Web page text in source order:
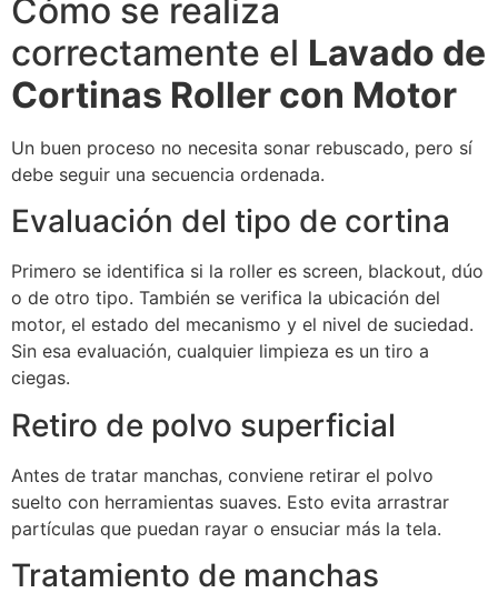
Cómo se realiza
correctamente el Lavado de
Cortinas Roller con Motor
Un buen proceso no necesita sonar rebuscado, pero sí
debe seguir una secuencia ordenada.
Evaluación del tipo de cortina
Primero se identifica si la roller es screen, blackout, dúo
o de otro tipo. También se verifica la ubicación del
motor, el estado del mecanismo y el nivel de suciedad.
Sin esa evaluación, cualquier limpieza es un tiro a
ciegas.
Retiro de polvo superficial
Antes de tratar manchas, conviene retirar el polvo
suelto con herramientas suaves. Esto evita arrastrar
partículas que puedan rayar o ensuciar más la tela.
Tratamiento de manchas